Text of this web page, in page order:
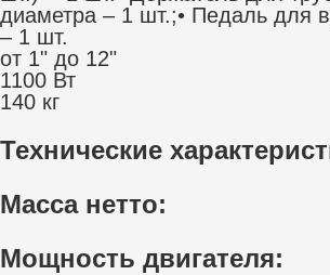
диаметра – 1 шт.;• Педаль для
– 1 шт.
от 1" до 12"
1100 Вт
140 кг
Технические
Масса нетто:
Мощность двигателя: